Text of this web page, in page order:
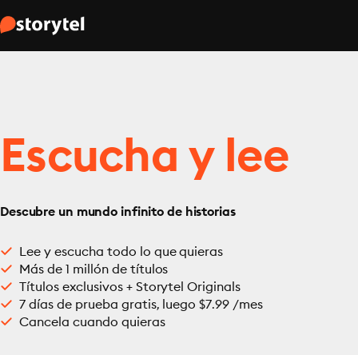
Escucha y lee
Descubre un mundo infinito de historias
Lee y escucha todo lo que quieras
Más de 1 millón de títulos
Títulos exclusivos + Storytel Originals
7 días de prueba gratis, luego $7.99 /mes
Cancela cuando quieras